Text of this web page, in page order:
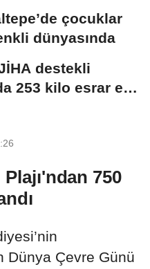
çocuklar
dünyasında
destekli
253 kilo esrar ele
750
Dünya Çevre Günü